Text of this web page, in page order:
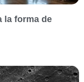
la forma de